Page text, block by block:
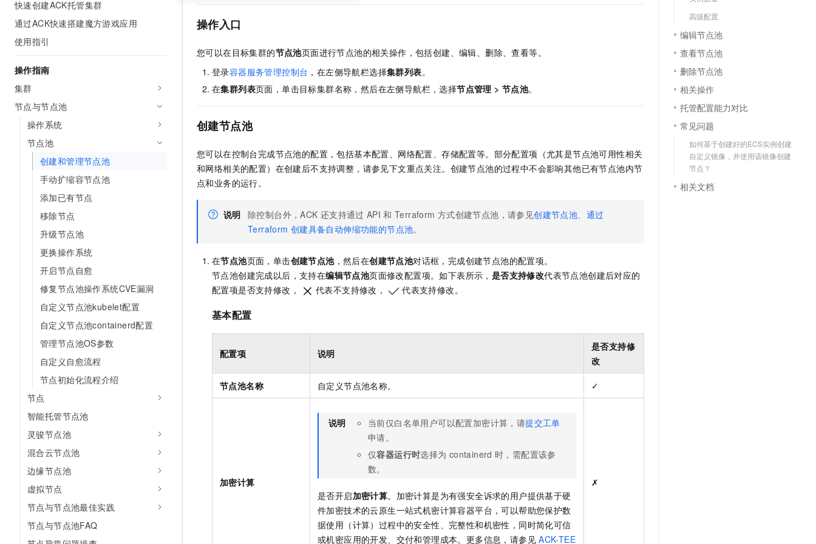
快速创建ACK托管集群
通过ACK快速搭建魔方游戏应用
使用指引
操作指南
集群
节点与节点池
操作系统
节点池
创建和管理节点池
手动扩缩容节点池
添加已有节点
移除节点
升级节点池
更换操作系统
开启节点自愈
修复节点池操作系统CVE漏洞
自定义节点池kubelet配置
自定义节点池containerd配置
管理节点池OS参数
自定义自愈流程
节点初始化流程介绍
节点
智能托管节点池
灵骏节点池
混合云节点池
边缘节点池
虚拟节点
节点与节点池最佳实践
节点与节点池FAQ
操作入口
您可以在目标集群的节点池页面进行节点池的相关操作，包括创建、编辑、删除、查看等。
登录容器服务管理控制台 ，在左侧导航栏选择集群列表。
在集群列表页面，单击目标集群名称，然后在左侧导航栏，选择节点管理 >节点池。
创建节点池
您可以在控制台完成节点池的配置，包括基本配置、网络配置、存储配置等。部分配置项（尤其是节点池可用性相关
和网络相关的配置）在创建后不支持调整，请参见下文重点关注。创建节点池的过程中不会影响其他已有节点池内节
点和业务的运行。
说明 除控制台外，ACK 还支持通过 API 和 Terraform 方式创建节点池，请参见创建节点池、 通过
Terraform 创建具备自动伸缩功能的节点池。
在节点池页面，单击创建节点池，然后在创建节点池对话框，完成创建节点池的配置项。
节点池创建完成以后，支持在编辑节点池页面修改配置项。如下表所示， 是否支持修改代表节点池创建后对应的
配置项是否支持修改，
代表不支持修改， 代表支持修改。
基本配置
配置项 说明
是否支持修
改
节点池名称 自定义节点池名称。 ✓
加密计算
说明 当前仅白名单用户可以配置加密计算，请提交工单
申请。
仅容器运行时选择为 containerd 时，需配置该参
数。
是否开启加密计算。加密计算是为有强安全诉求的用户提供基于硬
件加密技术的云原生一站式机密计算容器平台，可以帮助您保护数
据使用（计算）过程中的安全性、完整性和机密性，同时简化可信
或机密应用的开发、交付和管理成本。更多信息，请参见 ACK-TEE
✗
高级配置
编辑节点池
查看节点池
删除节点池
相关操作
托管配置能力对比
常见问题
如何基于创建好的ECS实例创建
自定义镜像，并使用该镜像创建
节点？
相关文档